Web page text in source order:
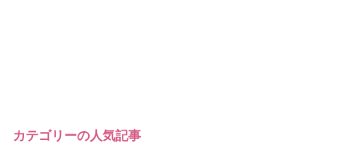
カテゴリーの人気記事